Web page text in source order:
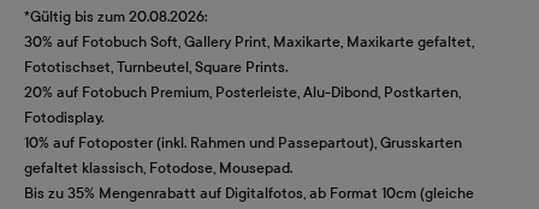
*Gültig bis zum 20.08.2026:
30% auf Fotobuch Soft, Gallery Print, Maxikarte, Maxikarte gefaltet,
Fototischset, Turnbeutel, Square Prints.
20% auf Fotobuch Premium, Posterleiste, Alu-Dibond, Postkarten,
Fotodisplay.
10% auf Fotoposter (inkl. Rahmen und Passepartout), Grusskarten
gefaltet klassisch, Fotodose, Mousepad.
Bis zu 35% Mengenrabatt auf Digitalfotos, ab Format 10cm (gleiche